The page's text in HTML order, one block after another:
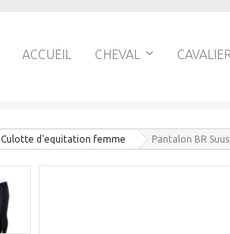
ACCUEIL CHEVAL CAVALIER
Culotte d'equitation femme Pantalon BR Suus